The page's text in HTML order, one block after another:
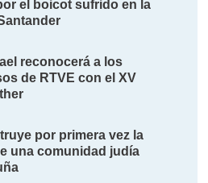
el boicot sufrido en la
reconocerá a los
de RTVE con el XV
por primera vez la
una comunidad judía